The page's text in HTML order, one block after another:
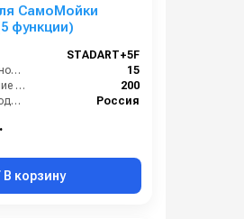
СамоМойки
функции)
STADART+5F
Производительность (л/мин):
15
Рабочее давление (бар):
200
Страна-производитель:
Россия
В корзину